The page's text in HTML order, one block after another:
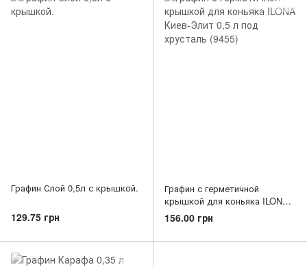
Графин Слой 0,5л с крышкой.
129.75 грн
Графин с герметичной
крышкой для коньяка ILONA
Киев-Элит 0,5 л под хрусталь
(9455)
156.00 грн